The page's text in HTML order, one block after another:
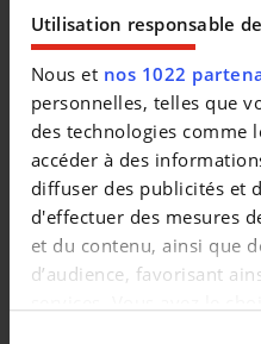
Utilisation responsable
Nous et nos 1022
personnelles, telles que
des technologies comme
accéder à des
diffuser des publicités et
d'effectuer des mesures
et du contenu, ainsi que
d’audience, favorisant
services. Vous avez le
LA VOITURE EST DÉJÀ
PRÊT À IMMATRICULER
NOUVELLE DEMANDE
----
{{{*}}}{{{*}}}{{{*}}} AYMAZ
Achat - Vente - Reprise -